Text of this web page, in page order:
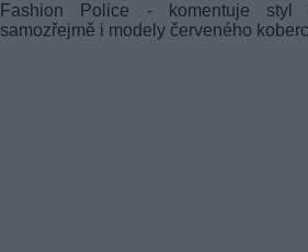
Fashion Police - komentuje styl
samozřejmě i modely červeného